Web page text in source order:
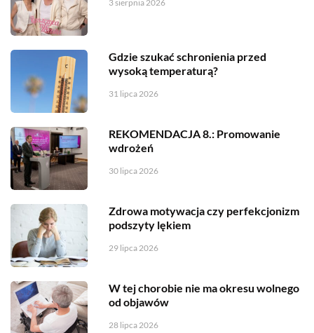
3 sierpnia 2026
Gdzie szukać schronienia przed
wysoką temperaturą?
31 lipca 2026
REKOMENDACJA 8.: Promowanie
wdrożeń
30 lipca 2026
Zdrowa motywacja czy perfekcjonizm
podszyty lękiem
29 lipca 2026
W tej chorobie nie ma okresu wolnego
od objawów
28 lipca 2026